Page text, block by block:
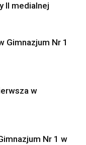
II medialnej
Gimnazjum Nr 1
w
Nr 1 w